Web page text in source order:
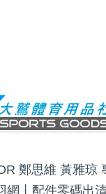
鄭思維 黃雅琼
網丨配件零碼出